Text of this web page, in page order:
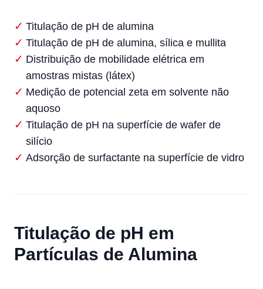
Titulação de pH de alumina
Titulação de pH de alumina, sílica e mullita
Distribuição de mobilidade elétrica em
amostras mistas (látex)
Medição de potencial zeta em solvente não
aquoso
Titulação de pH na superfície de wafer de
silício
Adsorção de surfactante na superfície de vidro
Titulação de pH em
Partículas de Alumina